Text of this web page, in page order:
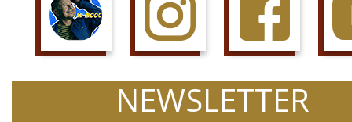
NEWSLETTER